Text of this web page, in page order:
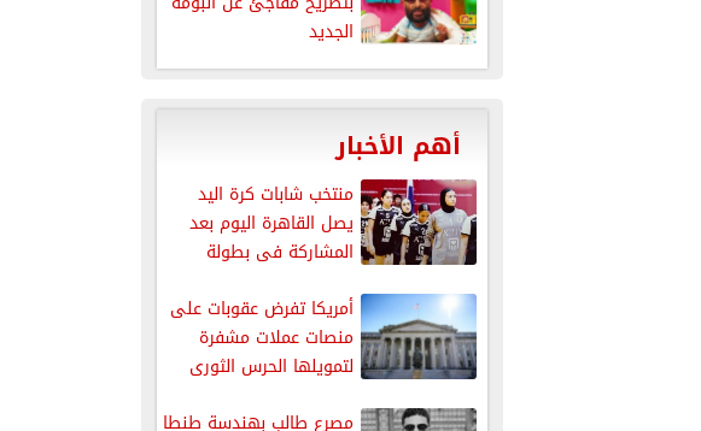
الجديد
أهم الأخبار
منتخب شابات كرة اليد
يصل القاهرة اليوم بعد
المشاركة فى بطولة
أمريكا تفرض عقوبات على
منصات عملات مشفرة
لتمويلها الحرس الثورى
مصرع طالب بهندسة طنطا